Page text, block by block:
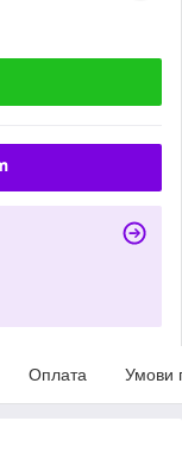
Оплата Умови